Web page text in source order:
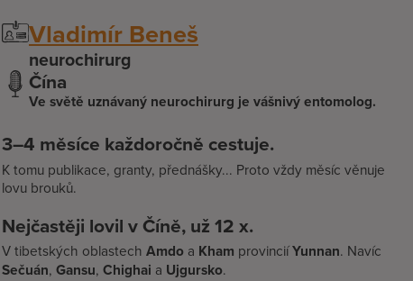
Vladimír Beneš
neurochirurg
Čína
Ve světě uznávaný neurochirurg je vášnivý entomolog.
3–4 měsíce každoročně cestuje.
K tomu publikace, granty, přednášky... Proto vždy měsíc věnuje
lovu brouků.
Nejčastěji lovil v Číně, už 12 x.
V tibetských oblastech Amdo a Kham provinciíYunnan. Navíc
Sečuán, Gansu, Chighai a Ujgursko.